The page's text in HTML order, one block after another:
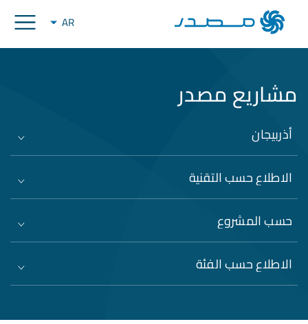
AR
مشاريع مصدر
أذربيجان
الاطلاع حسب التقنية
حسب المشروع
الاطلاع حسب الفئة